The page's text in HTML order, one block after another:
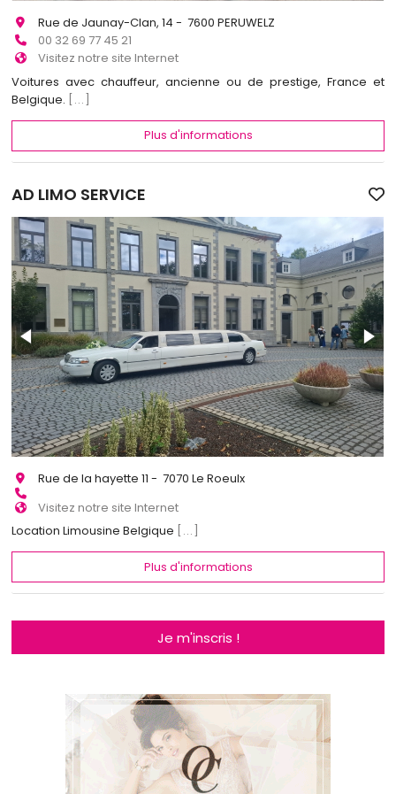
Rue de Jaunay-Clan, 14 - 7600 PERUWELZ
00 32 69 77 45 21
Visitez notre site Internet
Voitures avec chauffeur, ancienne ou de prestige, France et
Belgique. [...]
Plus d'informations
AD LIMO SERVICE
Rue de la hayette 11 - 7070 Le Roeulx
Visitez notre site Internet
Location Limousine Belgique
[...]
Plus d'informations
Je m'inscris !